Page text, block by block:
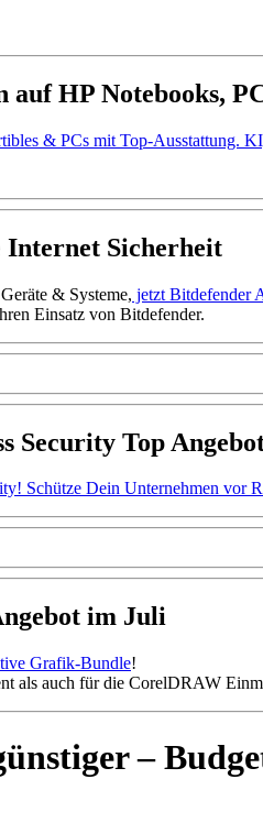
auf HP Notebooks,
& PCs mit Top-Ausstattung.
Internet Sicherheit
& Systeme, jetzt Bitdefender
Einsatz von Bitdefender.
Security Top
Schütze Dein Unternehmen vor
im Juli
Grafik-Bundle!
als auch für die CorelDRAW
–